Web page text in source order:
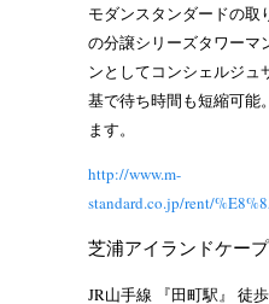
モダンスタンダードの取
の分譲シリーズタワーマ
ンとしてコンシェルジュ
基で待ち時間も短縮可能
ます。
http://www.m-
standard.co.jp/rent/
芝浦アイランドケー
JR山手線 『田町駅』 徒